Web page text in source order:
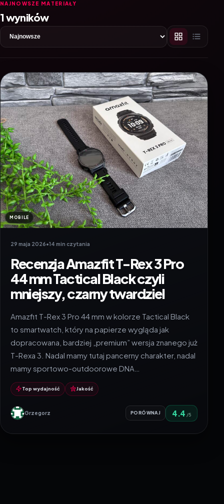
NAJNOWSZE MATERIAŁY
1 wyników
MOBILE
29 maja 2026•14 min czytania
Recenzja Amazfit T-Rex 3 Pro
44 mm Tactical Black czyli
mniejszy, czarny twardziel
Amazfit T-Rex 3 Pro 44 mm w kolorze Tactical Black
to smartwatch, który na papierze wygląda jak
dopracowana, bardziej „premium” wersja znanego już
T-Rexa 3. Nadal mamy tutaj pancerny charakter, nadal
mamy sportowo-outdoorowe DNA…
Top wydajność Jakość
Grzegorz PORÓWNAJ 4.4 /5